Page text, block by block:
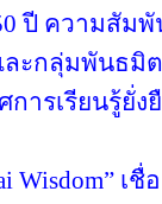
ปี ความสัม
ะกลุ่มพันธมิ
การเรียนรู้
Wisdom”